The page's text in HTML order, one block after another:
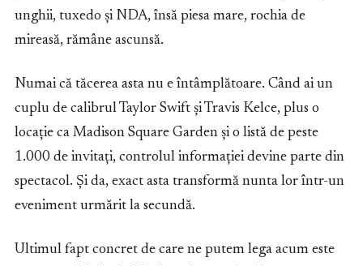
unghii, tuxedo și NDA, însă piesa mare, rochia de
mireasă, rămâne ascunsă.
Numai că tăcerea asta nu e întâmplătoare. Când ai un
cuplu de calibrul Taylor Swift și Travis Kelce, plus o
locație ca Madison Square Garden și o listă de peste
1.000 de invitați, controlul informației devine parte din
spectacol. Și da, exact asta transformă nunta lor într-un
eveniment urmărit la secundă.
Ultimul fapt concret de care ne putem lega acum este